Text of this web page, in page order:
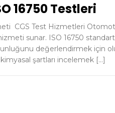
16750 Testleri
CGS Test Hizmetleri
sunar. ISO 16750
değerlendirmek için
şartları incelemek […]